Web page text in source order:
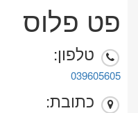
פט פלוס
טלפון:
039605605
כתובת: